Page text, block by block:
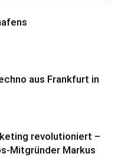
aus Frankfurt in
revolutioniert –
Mitgründer Markus